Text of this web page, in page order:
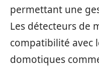
permettant une
Les détecteurs de
compatibilité avec
domotiques